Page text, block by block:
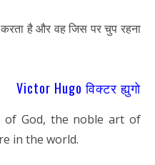
है और वह जिस पर चुप रहना
Victor Hugo विक्टर ह्युगो
of God, the noble art of
in the world.